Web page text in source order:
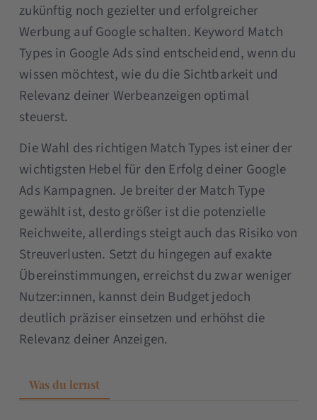
zukünftig noch gezielter und erfolgreicher
Werbung auf Google schalten. Keyword Match
Types in Google Ads sind entscheidend, wenn du
wissen möchtest, wie du die Sichtbarkeit und
Relevanz deiner Werbeanzeigen optimal
steuerst.
Die Wahl des richtigen Match Types ist einer der
wichtigsten Hebel für den Erfolg deiner Google
Ads Kampagnen. Je breiter der Match Type
gewählt ist, desto größer ist die potenzielle
Reichweite, allerdings steigt auch das Risiko von
Streuverlusten. Setzt du hingegen auf exakte
Übereinstimmungen, erreichst du zwar weniger
Nutzer:innen, kannst dein Budget jedoch
deutlich präziser einsetzen und erhöhst die
Relevanz deiner Anzeigen.
Was du lernst